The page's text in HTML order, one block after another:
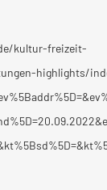
kultur-freizeit-
highlights/